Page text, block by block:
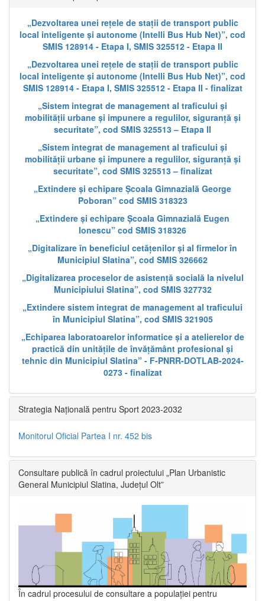
„Dezvoltarea unei rețele de stații de transport public
local inteligente și autonome (Intelli Bus Hub Net)”, cod
SMIS 128914 - Etapa I, SMIS 325512 - Etapa II
„Dezvoltarea unei rețele de stații de transport public
local inteligente și autonome (Intelli Bus Hub Net)”, cod
SMIS 128914 - Etapa I, SMIS 325512 - Etapa II - finalizat
„Sistem integrat de management al traficului și
mobilității urbane și impunere a regulilor, siguranță și
securitate”, cod SMIS 325513 – Etapa II
„Sistem integrat de management al traficului și
mobilității urbane și impunere a regulilor, siguranță și
securitate”, cod SMIS 325513 – finalizat
„Extindere și echipare Școala Gimnazială George
Poboran” cod SMIS 318323
„Extindere și echipare Școala Gimnazială Eugen
Ionescu” cod SMIS 318326
„Digitalizare în beneficiul cetățenilor și al firmelor în
Municipiul Slatina”, cod SMIS 326662
„Digitalizarea proceselor de asistență socială la nivelul
Municipiului Slatina”, cod SMIS 327732
„Extindere sistem integrat de management al traficului
în Municipiul Slatina”, cod SMIS 321905
„Echiparea laboratoarelor informatice și a atelierelor de
practică din unitățile de învățământ profesional și
tehnic din Municipiul Slatina” - F-PNRR-DOTLAB-2024-
0273 - finalizat
Strategia Națională pentru Sport 2023-2032
Monitorul Oficial Partea I nr. 452 bis
Consultare publică în cadrul proiectului „Plan Urbanistic
General Municipiul Slatina, Județul Olt”
În cadrul procesului de consultare a populaţiei pentru